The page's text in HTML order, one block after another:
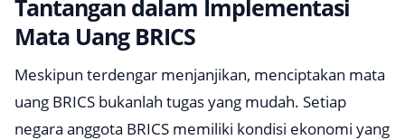
Tantangan dalam Implementasi
Mata Uang BRICS
Meskipun terdengar menjanjikan, menciptakan mata
uang BRICS bukanlah tugas yang mudah. Setiap
negara anggota BRICS memiliki kondisi ekonomi yang